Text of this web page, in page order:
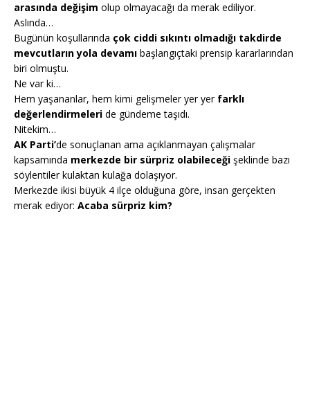
arasında değişim olup olmayacağı da merak ediliyor.
Aslında…
Bugünün koşullarında çok ciddi sıkıntı olmadığı takdirde
mevcutların yola devamı başlangıçtaki prensip kararlarından
biri olmuştu.
Ne var ki…
Hem yaşananlar, hem kimi gelişmeler yer yer farklı
değerlendirmeleri de gündeme taşıdı.
Nitekim…
AK Parti’de sonuçlanan ama açıklanmayan çalışmalar
kapsamında merkezde bir sürpriz olabileceği şeklinde bazı
söylentiler kulaktan kulağa dolaşıyor.
Merkezde ikisi büyük 4 ilçe olduğuna göre, insan gerçekten
merak ediyor: Acaba sürpriz kim?